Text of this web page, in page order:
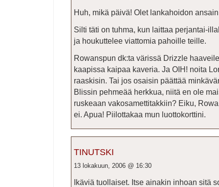
Huh, mikä päivä! Olet lankahoidon
Silti täti on tuhma, kun laittaa perjantai-
ja houkuttelee viattomia pahoille teille.
Rowanspun dk:ta värissä Drizzle
kaapissa kaipaa kaveria. Ja OIH! noita
raaskisin. Tai jos osaisin päättää
Blissin pehmeää herkkua, niitä en ole
ruskeaan vakosamettitakkiin? Eiku,
ei. Apua! Piilottakaa mun luottokorttini.
TINUTSKI
13 lokakuun, 2006 @ 16:30
Ikäviä tuollaiset. Itse ainakin inhoan sitä